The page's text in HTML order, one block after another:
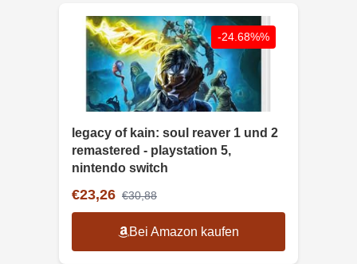
-24.68%%
legacy of kain: soul reaver 1 und 2
remastered - playstation 5,
nintendo switch
€23,26 €30,88
Bei Amazon kaufen